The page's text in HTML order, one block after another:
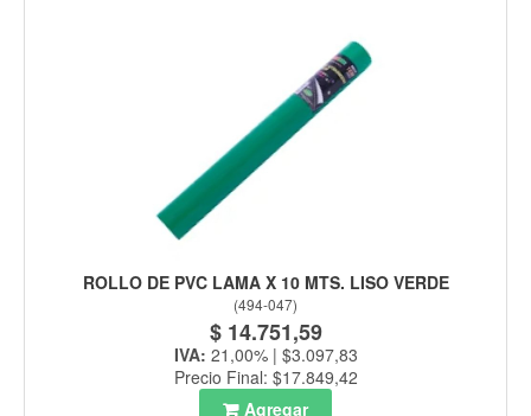
ROLLO DE PVC LAMA X 10 MTS. LISO VERDE
(494-047)
$ 14.751,59
IVA: 21,00% | $3.097,83
Precio Final: $17.849,42
Agregar